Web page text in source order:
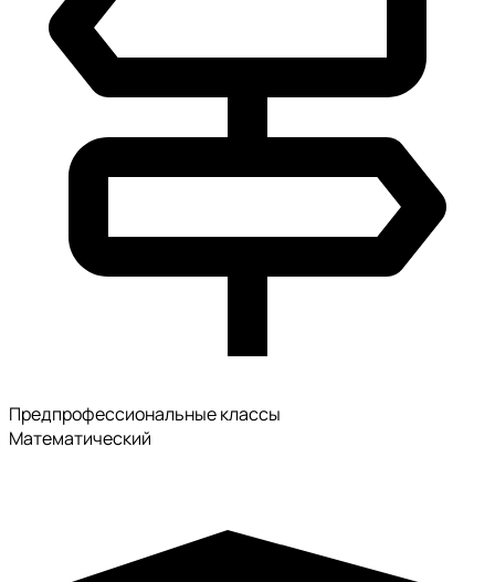
Предпрофессиональные классы
Математический